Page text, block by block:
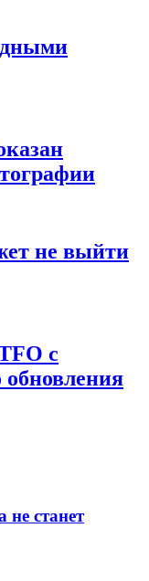
не выйти
с
обновления
не станет